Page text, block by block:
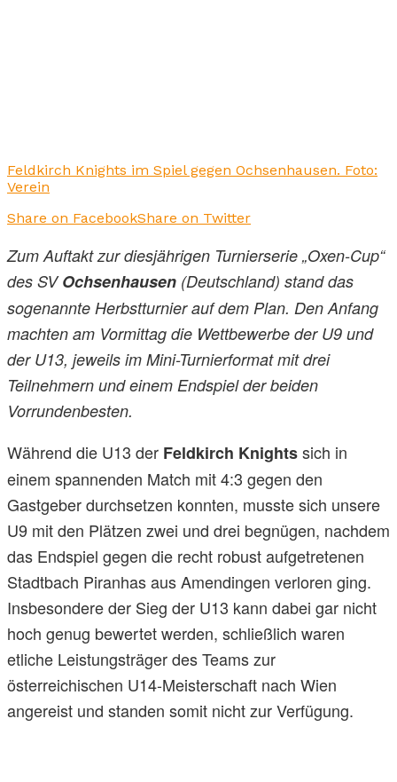
Feldkirch Knights im Spiel gegen Ochsenhausen. Foto:
Verein
Share on FacebookShare on Twitter
Zum Auftakt zur diesjährigen Turnierserie „Oxen-Cup“
des SVOchsenhausen (Deutschland) stand das
sogenannte Herbstturnier auf dem Plan. Den Anfang
machten am Vormittag die Wettbewerbe der U9 und
der U13, jeweils im Mini-Turnierformat mit drei
Teilnehmern und einem Endspiel der beiden
Vorrundenbesten.
Während die U13 der Feldkirch Knightssich in
einem spannenden Match mit 4:3 gegen den
Gastgeber durchsetzen konnten, musste sich unsere
U9 mit den Plätzen zwei und drei begnügen, nachdem
das Endspiel gegen die recht robust aufgetretenen
Stadtbach Piranhas aus Amendingen verloren ging.
Insbesondere der Sieg der U13 kann dabei gar nicht
hoch genug bewertet werden, schließlich waren
etliche Leistungsträger des Teams zur
österreichischen U14-Meisterschaft nach Wien
angereist und standen somit nicht zur Verfügung.